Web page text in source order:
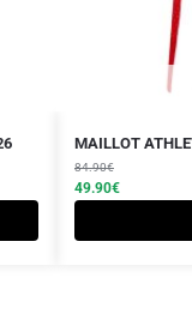
MAILLOT
84.90€
Le
prix
initial
était :
49.90€
Le
prix
actuel
est :
Ce
produit
a